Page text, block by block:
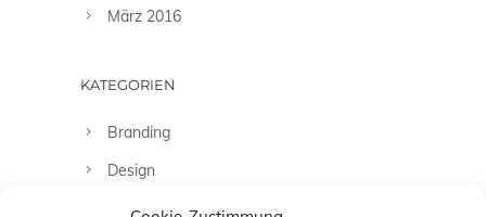
März 2016
KATEGORIEN
Branding
Design
Fashion